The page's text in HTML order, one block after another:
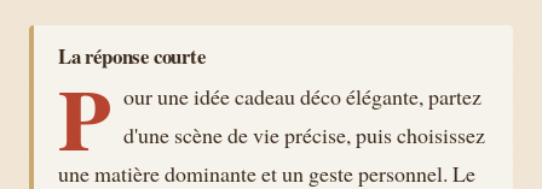
La réponse courte
P our une idée cadeau déco élégante, partez
d'une scène de vie précise, puis choisissez
une matière dominante et un geste personnel. Le